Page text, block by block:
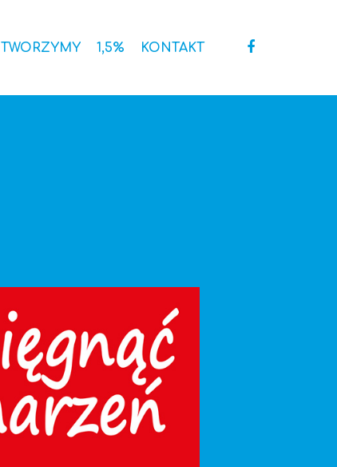
TWORZYMY 1,5% KONTAKT